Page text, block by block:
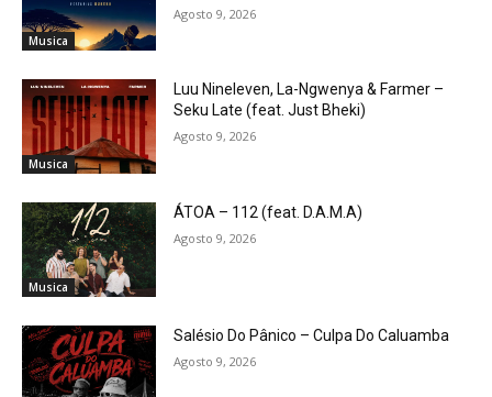
Musica
Agosto 9, 2026
Musica
Luu Nineleven, La-Ngwenya & Farmer –
Seku Late (feat. Just Bheki)
Agosto 9, 2026
Musica
ÁTOA – 112 (feat. D.A.M.A)
Agosto 9, 2026
Salésio Do Pânico – Culpa Do Caluamba
Agosto 9, 2026